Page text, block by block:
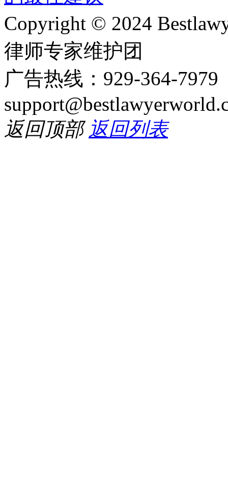
Copyright © 2024
律师专家维护团
广告热线：929-364-
返回顶部 返回列表